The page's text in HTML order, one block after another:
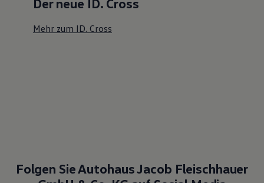
Mehr zum ID. Cross
Folgen Sie Autohaus Jacob Fleischhauer